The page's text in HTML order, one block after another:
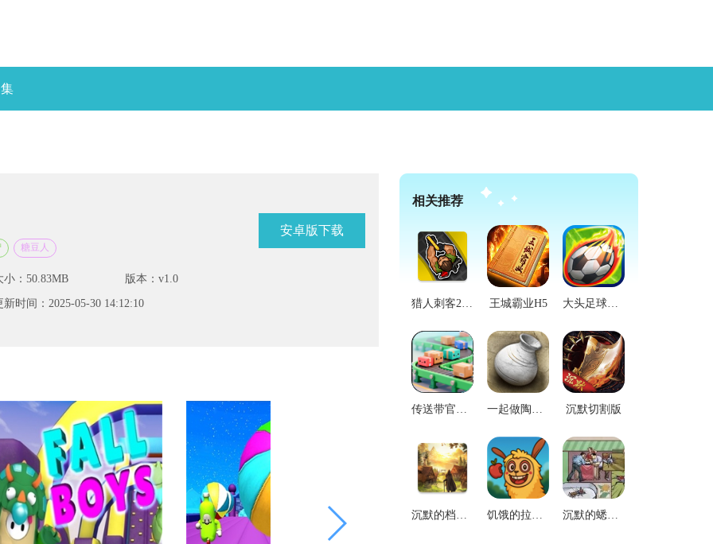
糖豆人
小：50.83MB 版本：v1.0
新时间：2025-05-30 14:12:10
安卓版下载
相关推荐
猎人刺客2汉化版 王城霸业H5 大头足球汉化版
传送带官方版 一起做陶瓷游戏正版 沉默切割版
沉默的档案员游戏官方版 饥饿的拉姆2拉姆的故事官方版 沉默的蟋蟀游戏安装包